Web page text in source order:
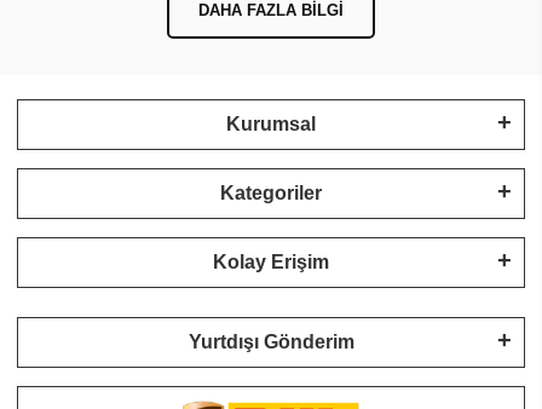
DAHA FAZLA BILGI
Kurumsal
Kategoriler
Kolay Erişim
Yurtdışı Gönderim